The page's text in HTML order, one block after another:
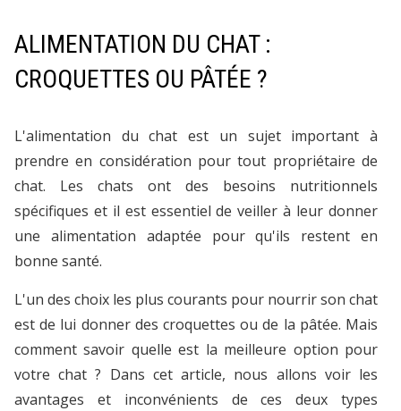
ALIMENTATION DU CHAT :
CROQUETTES OU PÂTÉE ?
L'alimentation du chat est un sujet important à
prendre en considération pour tout propriétaire de
chat. Les chats ont des besoins nutritionnels
spécifiques et il est essentiel de veiller à leur donner
une alimentation adaptée pour qu'ils restent en
bonne santé.
L'un des choix les plus courants pour nourrir son chat
est de lui donner des croquettes ou de la pâtée. Mais
comment savoir quelle est la meilleure option pour
votre chat ? Dans cet article, nous allons voir les
avantages et inconvénients de ces deux types